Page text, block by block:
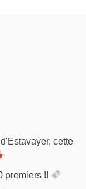
cette
premiers !!